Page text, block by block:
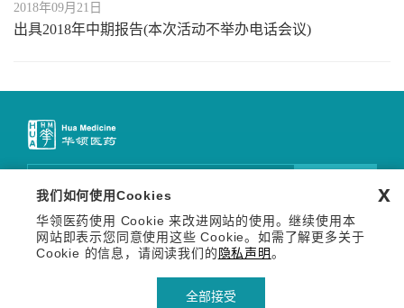
2018年09月21日
出具2018年中期报告(本次活动不举办电话会议)
关注我们
Copyright © 2026 华领医药技术（上海）有限公司 沪网药械
信备字【2026】000123号
我们如何使用Cookies
华领医药使用 Cookie 来改进网站的使用。继续使用本
网站即表示您同意使用这些 Cookie。如需了解更多关于
Cookie 的信息，请阅读我们的 隐私声明。
全部接受
x